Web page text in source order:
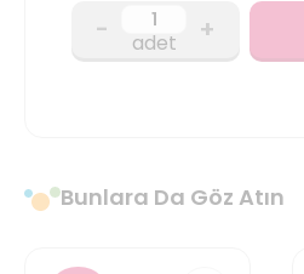
- adet +
Bunlara Da Göz Atın